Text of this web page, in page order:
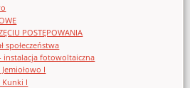
POSTĘPOWANIA
społeczeństwa
instalacja fotowoltaiczna
I
I